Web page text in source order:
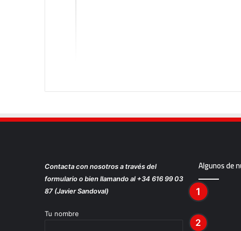
Contacta con nosotros a través del
formulario o bien llamando al +34 616 99 03
87 (Javier Sandoval)
Tu nombre
Algunos de